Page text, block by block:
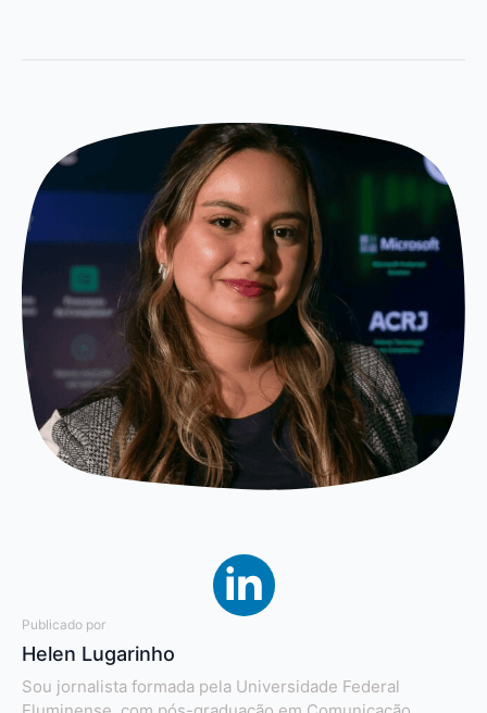
Publicado por
Helen Lugarinho
Sou jornalista formada pela Universidade Federal